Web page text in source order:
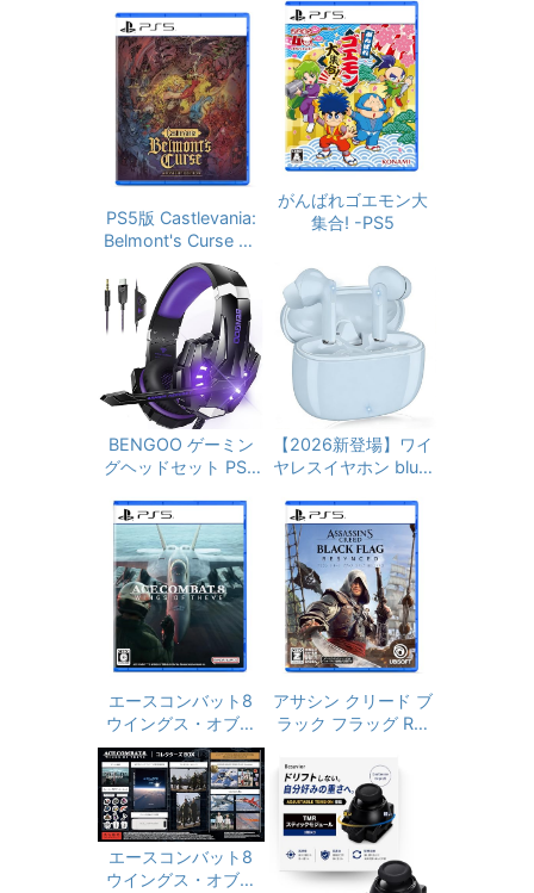
PS5版 Castlevania:
Belmont's Curse Mi
dnight Edition ＜永
続特典＞DLC「トレ
バースタイルコスチ
ューム/サイファスタ
イルコスチューム/家
族の肖像（魔導
器）」 同梱 ＜早期購
入特典＞DLC「アル
カードスタイルコス
チューム」 同梱
がんばれゴエモン大
集合! -PS5
BENGOO ゲーミン
グヘッドセット PS5
キャンセリング マイ
ク付き 3.5mm有線
ゲーミングヘッドホ
ン スイッチ ヘッドフ
ォン 軽量 全効能 重
低音 LEDライト コン
トローラー ミュート
付き ステレオ FPS
ゲーム用 Nintendo S
witch Xbox One PS
4 スマホ PC対応 (紫)
【2026新登場】ワイ
ヤレスイヤホン bluet
ブルートゥース V15
小型軽量 ぶるーとぅ
ーす コードレス人気
最大36時間再生 EN
C通話 マイク付き 自
動ペアリング Type-
C充電 タッチ式音量
調整 Siri対応 (ライト
ブルー)
エースコンバット8
ウイングス・オブ・
シーヴ -PS5 【Ama
zon.co.jp限定】特典
オリジナルデジタル
壁紙 配信 & 【早期特
典】プレイアブル機
体：F-14A、「ACE
COMBAT ZERO: TH
アサシン クリード ブ
ラック フラッグ RE:
典】DLC「黒髭のク
リムゾンパック」 同
梱 - PS5
エースコンバット8
ウイングス・オブ・